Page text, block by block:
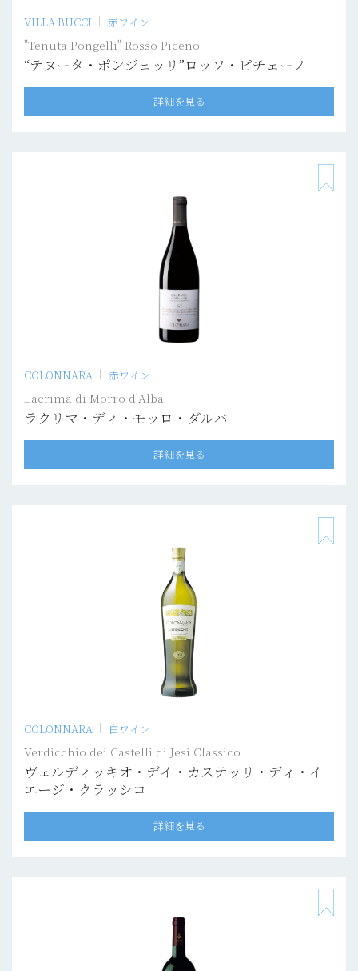
VILLA BUCCI 赤ワイン
"Tenuta Pongelli" Rosso Piceno
“テヌータ・ポンジェッリ”ロッソ・ピチェーノ
詳細を見る
COLONNARA 赤ワイン
Lacrima di Morro d'Alba
ラクリマ・ディ・モッロ・ダルバ
詳細を見る
COLONNARA 白ワイン
Verdicchio dei Castelli di Jesi Classico
ヴェルディッキオ・デイ・カステッリ・ディ・イ
エージ・クラッシコ
詳細を見る